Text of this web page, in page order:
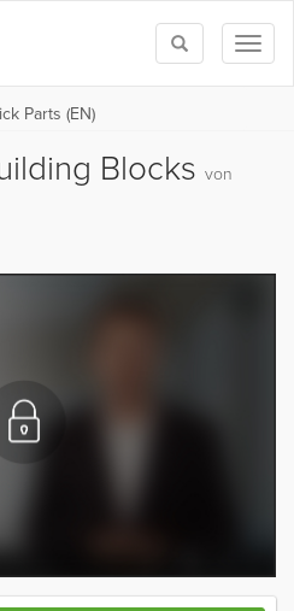
Toggle
search
Parts (EN)
Blocks von